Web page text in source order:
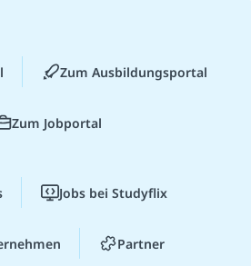
Zum Ausbildungsportal
Zum Jobportal
Jobs bei Studyflix
Partner